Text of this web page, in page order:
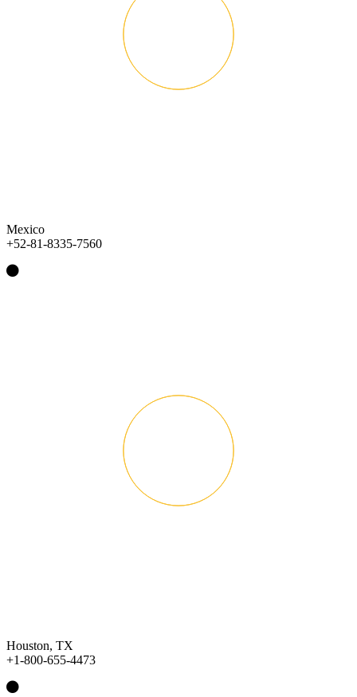
Mexico
+52-81-8335-7560
Houston, TX
+1-800-655-4473